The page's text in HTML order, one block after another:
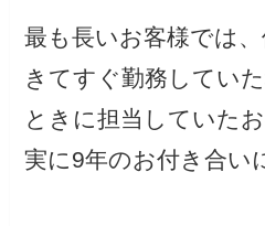
最も長いお客様では
きてすぐ勤務してい
ときに担当していた
実に9年のお付き合い